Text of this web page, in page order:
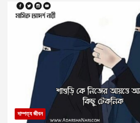
দাম্পত্য জীবন